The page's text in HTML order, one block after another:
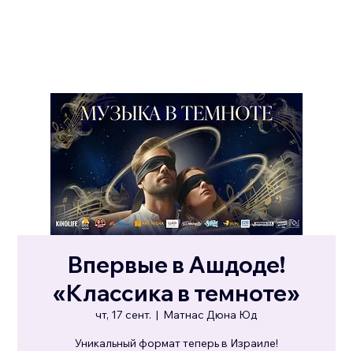
Впервые в Ашдоде!
«Классика в темноте»
чт, 17 сент.
  |
Матнас Дюна Юд
Уникальный формат теперь в Израиле!